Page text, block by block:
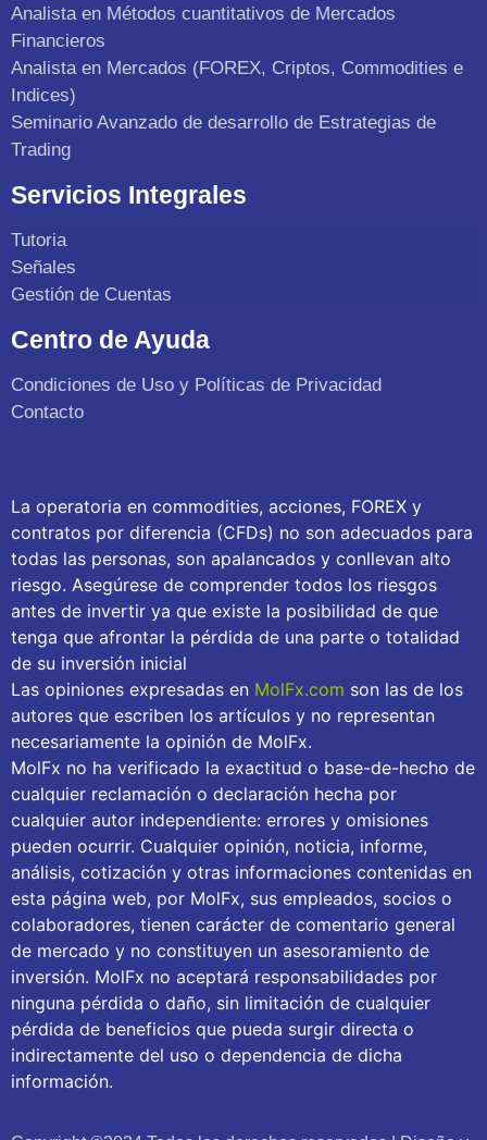
Analista en Métodos cuantitativos de Mercados
Financieros
Analista en Mercados (FOREX, Criptos, Commodities e
Indices)
Seminario Avanzado de desarrollo de Estrategias de
Trading
Servicios Integrales
Tutoria
Señales
Gestión de Cuentas
Centro de Ayuda
Condiciones de Uso y Políticas de Privacidad
Contacto
La operatoria en commodities, acciones, FOREX y
contratos por diferencia (CFDs) no son adecuados para
todas las personas, son apalancados y conllevan alto
riesgo. Asegúrese de comprender todos los riesgos
antes de invertir ya que existe la posibilidad de que
tenga que afrontar la pérdida de una parte o totalidad
de su inversión inicial
Las opiniones expresadas en MolFx.com son las de los
autores que escriben los artículos y no representan
necesariamente la opinión de MolFx.
MolFx no ha verificado la exactitud o base-de-hecho de
cualquier reclamación o declaración hecha por
cualquier autor independiente: errores y omisiones
pueden ocurrir. Cualquier opinión, noticia, informe,
análisis, cotización y otras informaciones contenidas en
esta página web, por MolFx, sus empleados, socios o
colaboradores, tienen carácter de comentario general
de mercado y no constituyen un asesoramiento de
inversión. MolFx no aceptará responsabilidades por
ninguna pérdida o daño, sin limitación de cualquier
pérdida de beneficios que pueda surgir directa o
indirectamente del uso o dependencia de dicha
información.